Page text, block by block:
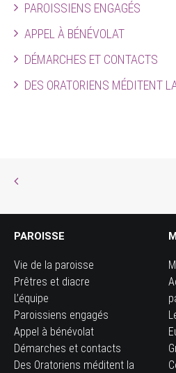
PAROISSIENS ENGAGÉS
APPEL À BÉNÉVOLAT
DÉMARCHES ET CONTACTS
DES ORATORIENS MÉDITENT
PAROISSE
Vie de la paroisse
Prêtres et diacre
L’équipe
Paroissiens engagés
Appel à bénévolat
Démarches et contacts
Des Oratoriens méditent la